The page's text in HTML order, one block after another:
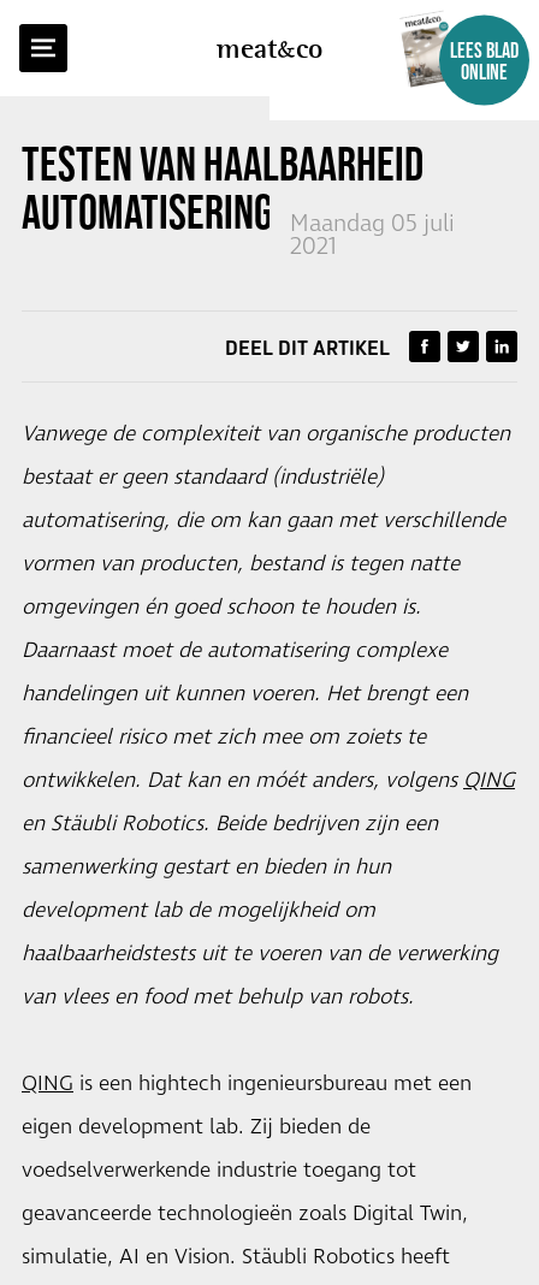
meatco
LEES BLAD
ONLINE
TESTEN VAN HAALBAARHEID
AUTOMATISERING IN QING LAB
Maandag 05 juli
2021
TERUG NAAR OVERZICHT
DEEL DIT ARTIKEL
Vanwege de complexiteit van organische producten
bestaat er geen standaard (industriële)
automatisering, die om kan gaan met verschillende
vormen van producten, bestand is tegen natte
omgevingen én goed schoon te houden is.
Daarnaast moet de automatisering complexe
handelingen uit kunnen voeren. Het brengt een
financieel risico met zich mee om zoiets te
ontwikkelen. Dat kan en móét anders, volgensQING
en Stäubli Robotics. Beide bedrijven zijn een
samenwerking gestart en bieden in hun
development lab de mogelijkheid om
haalbaarheidstests uit te voeren van de verwerking
van vlees en food met behulp van robots.
QING is een hightech ingenieursbureau met een
eigen development lab. Zij bieden de
voedselverwerkende industrie toegang tot
geavanceerde technologieën zoals Digital Twin,
simulatie, AI en Vision. Stäubli Robotics heeft